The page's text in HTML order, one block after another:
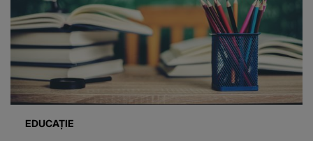
EDUCAȚIE